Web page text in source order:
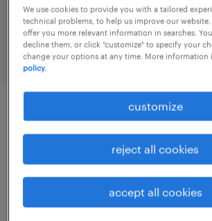
job category
administrative & support
job details
Sei un giovane talento
Risorse Umane?
We use cookies to provide you with a tailored
technical problems, to help us improve our website.
offer you more relevant information in searches.
decline them, or click "customize" to specify your
change your options at any time. More information
policy.
customize
reject all cookies
accept all cookies